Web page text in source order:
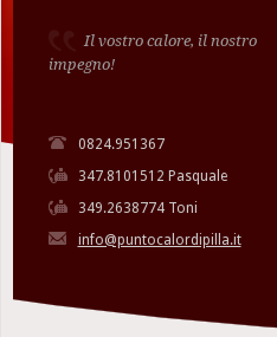
Il vostro calore, il nostro
impegno!
0824.951367
347.8101512 Pasquale
349.2638774 Toni
info@puntocalordipilla.it